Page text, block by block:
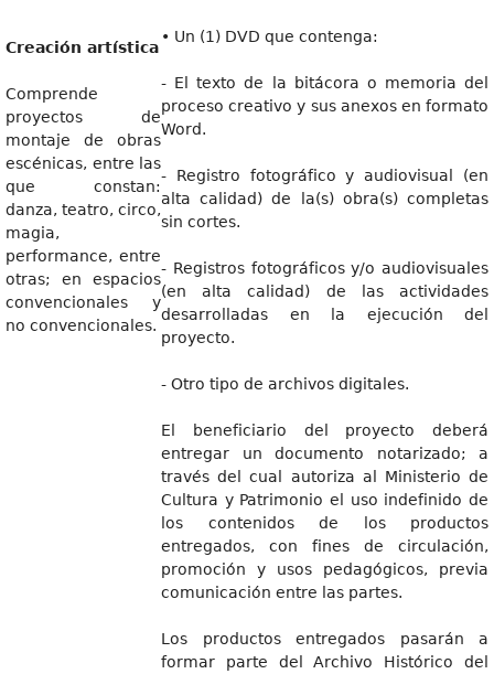
Creación artística
Comprende
proyectos de
montaje de obras
escénicas, entre las
que constan:
danza, teatro, circo,
magia,
performance, entre
otras; en espacios
convencionales y
no convencionales.
• Un (1) DVD que contenga:
- El texto de la bitácora o memoria del
proceso creativo y sus anexos en formato
Word.
- Registro fotográfico y audiovisual (en
alta calidad) de la(s) obra(s) completas
sin cortes.
- Registros fotográficos y/o audiovisuales
(en alta calidad) de las actividades
desarrolladas en la ejecución del
proyecto.
- Otro tipo de archivos digitales.
El beneficiario del proyecto deberá
entregar un documento notarizado; a
través del cual autoriza al Ministerio de
Cultura y Patrimonio el uso indefinido de
los contenidos de los productos
entregados, con fines de circulación,
promoción y usos pedagógicos, previa
comunicación entre las partes.
Los productos entregados pasarán a
formar parte del Archivo Histórico del